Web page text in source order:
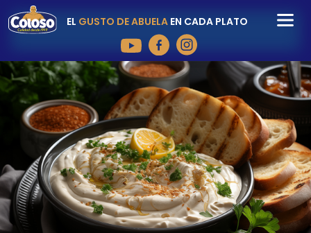
EL GUSTO DE ABUELAEN CADA PLATO